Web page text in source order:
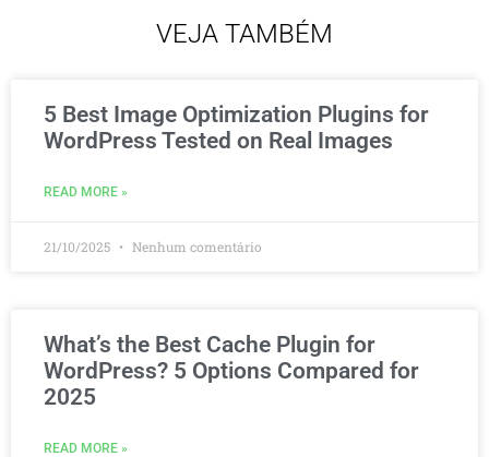
VEJA TAMBÉM
5 Best Image Optimization Plugins for
WordPress Tested on Real Images
READ MORE »
21/10/2025 Nenhum comentário
What’s the Best Cache Plugin for
WordPress? 5 Options Compared for
2025
READ MORE »